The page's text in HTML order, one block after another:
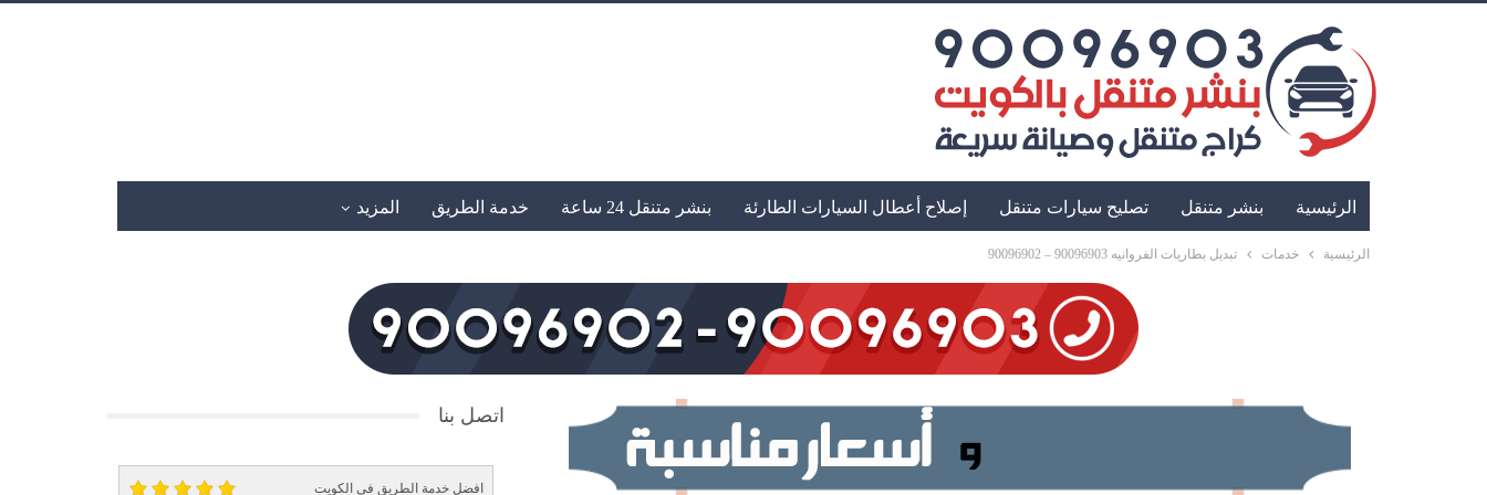
الرئيسية بنشر متنقل تصليح سيارات متنقل إصلاح أعطال السيارات الطارئة بنشر متنقل 24 ساعة خدمة الطريق المزيد
الرئيسية خدمات تبديل بطاريات الفروانيه 90096903 – 90096902
اتصل بنا
افضل خدمة الطريق في الكويت